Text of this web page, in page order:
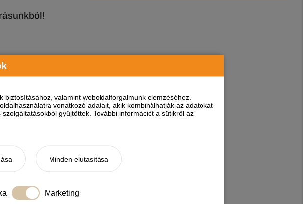
valamint weboldalforgalmunk elemzéséhez.
vonatkozó adatait, akik kombinálhatják az adatokat
gyűjtöttek. További információt a sütikről az
Minden elutasítása
Marketing
hegyi- és pásztorkutyák
III. Terrierek
V. Spiccek és ősi típusú kutyák
VIII. Retrieverek – hajtókutyák – vízi vadászok